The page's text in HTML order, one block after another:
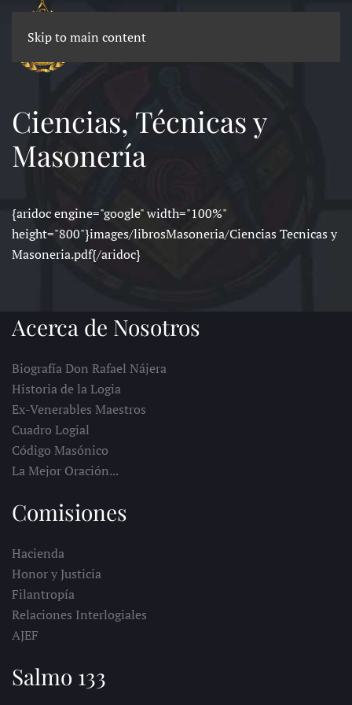
Skip to main content
Ciencias, Técnicas y
Masonería
{aridoc engine="google" width="100%"
height="800"}images/librosMasoneria/Ciencias Tecnicas y
Masoneria.pdf{/aridoc}
Acerca de Nosotros
Biografía Don Rafael Nájera
Historia de la Logia
Ex-Venerables Maestros
Cuadro Logial
Código Masónico
La Mejor Oración...
Comisiones
Hacienda
Honor y Justicia
Filantropía
Relaciones Interlogiales
AJEF
Salmo 133